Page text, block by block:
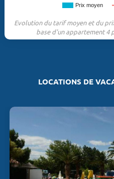
Prix moyen
Evolution du tarif moyen et du
base d'un appartement 4
LOCATIONS DE